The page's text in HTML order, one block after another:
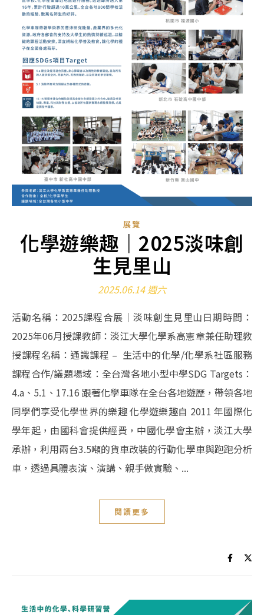
展覽
化學遊樂趣｜2025淡味創
生見里山
2025.06.14 週六
活動名稱：2025課程合展｜淡味創生見里山日期時間：
2025年06月授課教師：淡江大學化學系高憲章兼任助理教
授課程名稱：通識課程 – 生活中的化學/化學系社區服務
課程合作/議題場域：全台灣各地小型中學SDG Targets：
4.a、5.1、17.16 跟著化學車隊在全台各地遊歷，帶領各地
同學們享受化學世界的樂趣 化學遊樂趣自 2011 年國際化
學年起，由國科會提供經費，中國化學會主辦，淡江大學
承辦，利用兩台3.5噸的貨車改裝的行動化學車與跑跑分析
車，透過具體表演、演講、親手做實驗、...
閱讀更多